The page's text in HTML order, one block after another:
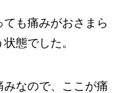
も痛みがおさまら
態でした。
なので、ここが痛